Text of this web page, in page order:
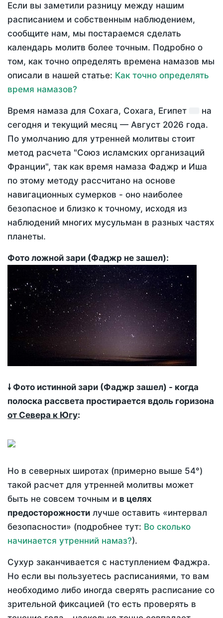
Если вы заметили разницу между нашим
расписанием и собственным наблюдением,
сообщите нам, мы постараемся сделать
календарь молитв более точным. Подробно о
том, как точно определять времена намазов мы
описали в нашей статье: Как точно определять
время намазов?
Время намаза для Сохага, Сохага, Египет
на
сегодня и текущий месяц — Август 2026 года.
По умолчанию для утренней молитвы стоит
метод расчета "Союз исламских организаций
Франции", так как время намаза Фаджр и Иша
по этому методу рассчитано на основе
навигационных сумерков - оно наиболее
безопасное и близко к точному, исходя из
наблюдений многих мусульман в разных частях
планеты.
Фото ложной зари (Фаджр не зашел):
🠗 Фото истинной зари (Фаджр зашел) - когда
полоска рассвета простирается вдоль горизона
от Севера к Югу:
Но в северных широтах (примерно выше 54°)
такой расчет для утренней молитвы может
быть не совсем точным и в целях
предосторожности лучше оставить «интервал
безопасности» (подробнее тут: Во сколько
начинается утренний намаз?).
Сухур заканчивается с наступлением Фаджра.
Но если вы пользуетесь расписаниями, то вам
необходимо либо иногда сверять расписание со
зрительной фиксацией (то есть проверять в